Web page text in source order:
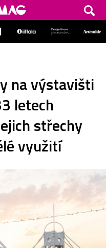
na výstavišti
letech
střechy
využití